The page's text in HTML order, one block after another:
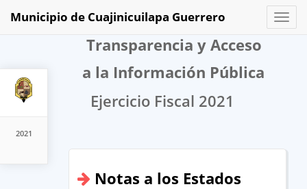
2021
Toggle
Municipio de Cuajinicuilapa Guerrero
Transparencia y Acceso
a la Información Pública
Ejercicio Fiscal 2021
Notas a los Estados